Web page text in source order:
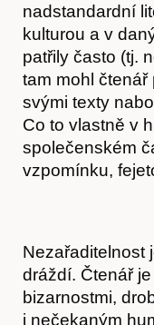
nadstandardní
kulturou a v
patřily často (tj.
tam mohl
svými texty
Co to vlastně v
společenském
vzpomínku,
Nezařaditelnost
dráždí. Čtenář
bizarnostmi,
i nečekaným